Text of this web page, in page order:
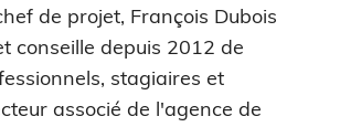
de projet, François Dubois
conseille depuis 2012 de
stagiaires et
associé de l'agence de